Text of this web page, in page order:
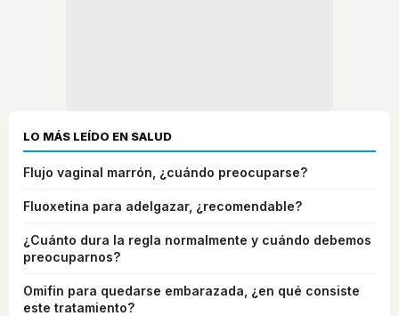
LO MÁS LEÍDO EN SALUD
Flujo vaginal marrón, ¿cuándo preocuparse?
Fluoxetina para adelgazar, ¿recomendable?
¿Cuánto dura la regla normalmente y cuándo debemos
preocuparnos?
Omifin para quedarse embarazada, ¿en qué consiste
este tratamiento?